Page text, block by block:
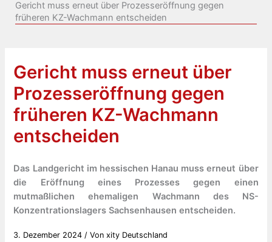
Gericht muss erneut über Prozesseröffnung gegen
früheren KZ-Wachmann entscheiden
Gericht muss erneut über
Prozesseröffnung gegen
früheren KZ-Wachmann
entscheiden
Das Landgericht im hessischen Hanau muss erneut über
die Eröffnung eines Prozesses gegen einen
mutmaßlichen ehemaligen Wachmann des NS-
Konzentrationslagers Sachsenhausen entscheiden.
3. Dezember 2024 / Vonxity Deutschland